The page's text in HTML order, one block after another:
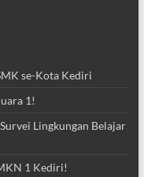
se-Kota Kediri
1!
Lingkungan Belajar
1 Kediri!